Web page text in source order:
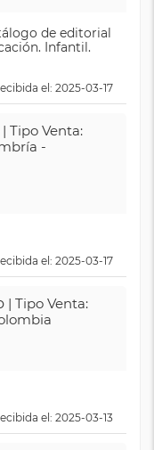
de editorial
Infantil.
el: 2025-03-17
| Tipo Venta:
-
el: 2025-03-17
| Tipo Venta:
el: 2025-03-13